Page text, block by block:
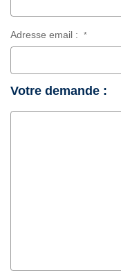
Adresse email : *
Votre demande :